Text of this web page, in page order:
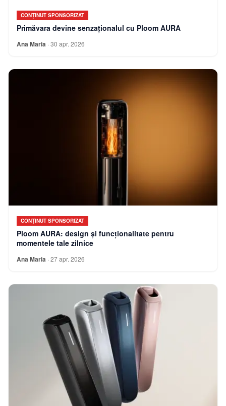
CONȚINUT SPONSORIZAT
Primăvara devine senzaționalul cu Ploom AURA
Ana Maria · 30 apr. 2026
CONȚINUT SPONSORIZAT
Ploom AURA: design și funcționalitate pentru
momentele tale zilnice
Ana Maria · 27 apr. 2026